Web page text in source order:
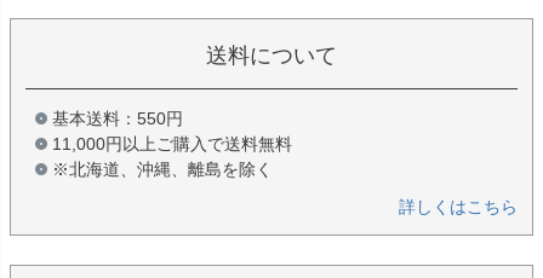
送料について
基本送料：550円
11,000円以上ご購入で送料無料
※北海道、沖縄、離島を除く
詳しくはこちら